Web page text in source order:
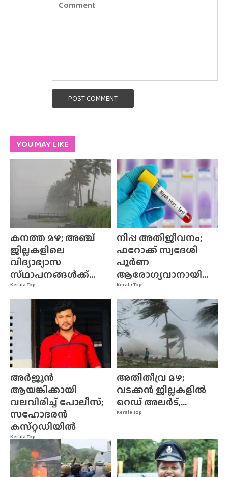
POST COMMENT
YOU MAY LIKE
Kerala Top
കനത്ത മഴ; അഞ്ച്
ജില്ലകളിലെ
വിദ്യാഭ്യാസ
സ്‌ഥാപനങ്ങൾക്ക്‌...
Kerala Top
നിപ്പ അതിജീവനം;
ഫറോക്ക് സ്വദേശി
പൂർണ
ആരോഗ്യവാനായി...
Kerala Top
അർജുൻ
ആയങ്കിക്കായി
വലവിരിച്ച് പോലീസ്;
സഹോദരൻ
കസ്‌റ്റഡിയിൽ
Kerala Top
അതിതീവ്ര മഴ;
വടക്കൻ ജില്ലകളിൽ
റെഡ് അലർട്,...